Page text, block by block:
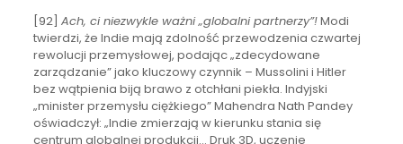
[92] Ach, ci niezwykle ważni „globalni partnerzy”!Modi
twierdzi, że Indie mają zdolność przewodzenia czwartej
rewolucji przemysłowej, podając „zdecydowane
zarządzanie” jako kluczowy czynnik – Mussolini i Hitler
bez wątpienia biją brawo z otchłani piekła. Indyjski
„minister przemysłu ciężkiego” Mahendra Nath Pandey
oświadczył: „Indie zmierzają w kierunku stania się
centrum globalnej produkcji… Druk 3D, uczenie